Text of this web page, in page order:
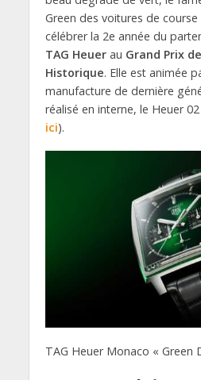
Green des voitures de
célébrer la 2e année du
TAG Heuerau Grand Prix
Historique. Elle est animée
manufacture de dernière
réalisé en interne, le Heuer
ici).
TAG Heuer Monaco « Green